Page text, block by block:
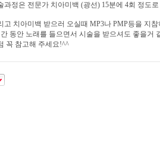
과정은 전문가 치아미백 (광선) 15분에 4회 정도
고 치아미백 받으러 오실때 MP3나 PMP등을 지참
동안 노래를 들으면서 시술을 받으셔도 좋을거
꼭 참고해 주세요!^^